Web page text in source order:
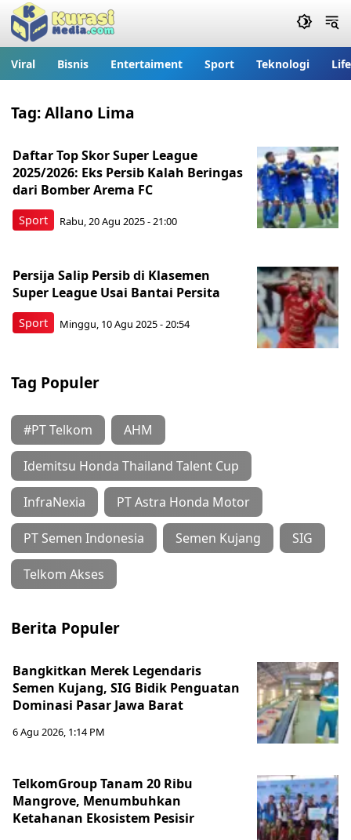
Viral Bisnis Entertaiment Sport Teknologi
Tag:Allano Lima
Sport
Daftar Top Skor Super League
2025/2026: Eks Persib Kalah Beringas
dari Bomber Arema FC
Rabu, 20 Agu 2025 - 21:00
Sport
Persija Salip Persib di Klasemen
Super League Usai Bantai Persita
Minggu, 10 Agu 2025 - 20:54
Tag Populer
#PT Telkom AHM
Idemitsu Honda Thailand Talent Cup
InfraNexia PT Astra Honda Motor
PT Semen Indonesia Semen Kujang SIG
Telkom Akses
Berita Populer
Bangkitkan Merek Legendaris
Semen Kujang, SIG Bidik Penguatan
Dominasi Pasar Jawa Barat
6 Agu 2026, 1:14 PM
TelkomGroup Tanam 20 Ribu
Mangrove, Menumbuhkan
Ketahanan Ekosistem Pesisir